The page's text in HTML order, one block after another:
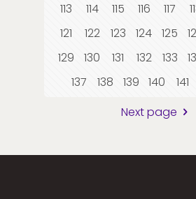
113
114 115 116 117
121
122 123 124 125
129
130 131 132 133
137
138 139 140 141
Next page